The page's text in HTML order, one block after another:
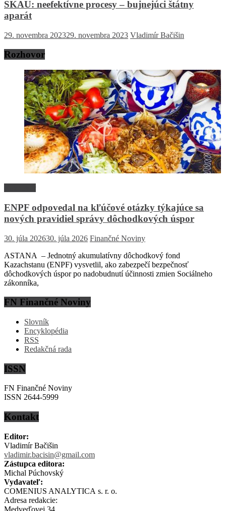
SKAU: neefektívne procesy – bujnejúci štátny
aparát
29. novembra 202329. novembra 2023 Vladimír Bačišin
Rozhovor
ENPF odpovedal na kľúčové otázky týkajúce sa
nových pravidiel správy dôchodkových úspor
30. júla 202630. júla 2026 Finančné Noviny
ASTANA – Jednotný akumulatívny dôchodkový fond
Kazachstanu (ENPF) vysvetlil, ako zabezpečí bezpečnosť
dôchodkových úspor po nadobudnutí účinnosti zmien Sociálneho
zákonníka,
FN Finančné Noviny
Slovník
Encyklopédia
RSS
Redakčná rada
ISSN
FN Finančné Noviny
ISSN 2644-5999
Kontakt
Editor:
Vladimír Bačišin
vladimir.bacisin@gmail.com
Zástupca editora:
Michal Púchovský
Vydavateľ:
COMENIUS ANALYTICA s. r. o.
Adresa redakcie:
Medveďovej 34